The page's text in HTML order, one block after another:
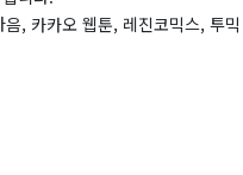
, 카카오 웹툰, 레진코믹스, 투믹